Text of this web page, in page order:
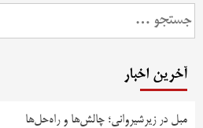
آخرین اخبار
مبل در زیرشیروانی؛ چالش‌ها و راه‌حل‌ها